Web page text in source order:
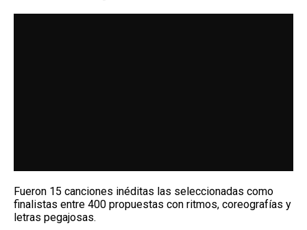
Fueron 15 canciones inéditas las seleccionadas como
finalistas entre 400 propuestas con ritmos, coreografías y
letras pegajosas.